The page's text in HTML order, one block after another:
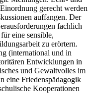
gerecht werden
auffangen. Der
fachlich
eine sensible,
zu erörtern.
(international und in
Entwicklungen in
und Gewaltvolles im
eine Friedenspädagogik
Kooperationen